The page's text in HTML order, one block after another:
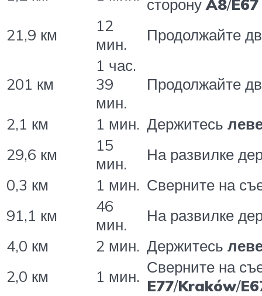
сторону A8/E67
21,9 км
12
мин.
Продолжайте
201 км
1 час.
39
мин.
Продолжайте
2,1 км 1 мин. Держитесь
29,6 км
15
мин.
На развилке
0,3 км
1 мин. Сверните на
91,1 км
46
мин.
На развилке
4,0 км
2 мин. Держитесь
2,0 км
1 мин. Сверните на
E77/Kraków/